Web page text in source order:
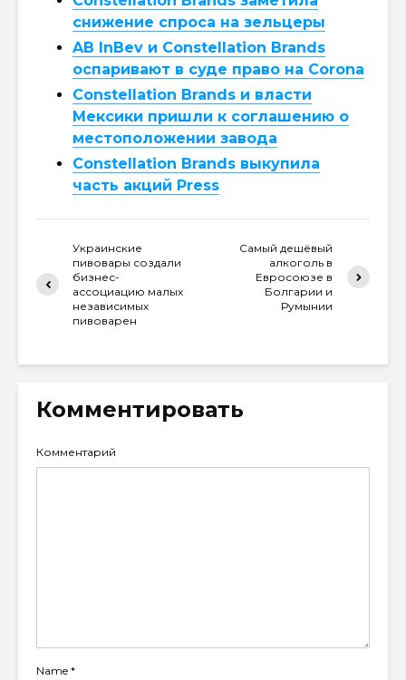
снижение спроса на зельцеры
AB InBev и Constellation Brands
оспаривают в суде право на Corona
Constellation Brands и власти
Мексики пришли к соглашению о
местоположении завода
Constellation Brands выкупила
часть акций Press
Украинские
пивовары создали
бизнес-
ассоциацию малых
независимых
пивоварен
Самый дешёвый
алкоголь в
Евросоюзе в
Болгарии и
Румынии
Комментировать
Комментарий
Name *